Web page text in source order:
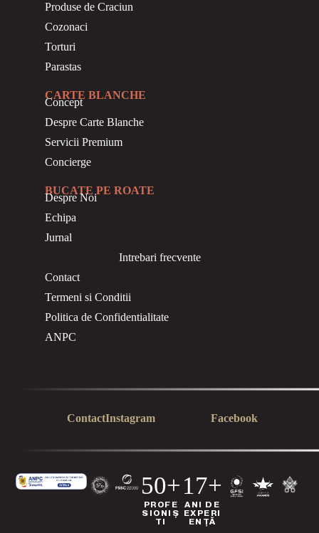
Produse de Craciun
Cozonaci
Torturi
Parastas
CARTE BLANCHE
Concept
Despre Carte Blanche
Servicii Premium
Concierge
BUCATE PE ROATE
Despre Noi
Echipa
Jurnal
Intrebari frecvente
Contact
Termeni si Conditii
Politica de Confidentialitate
ANPC
ContactInstagram Facebook
50+
PROFE
SIONIȘ
TI
17+
ANI DE
EXPERI
ENȚĂ